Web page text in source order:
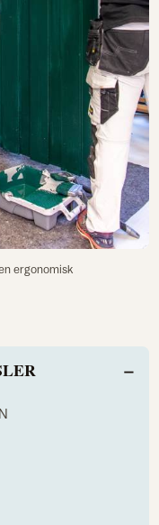
ergonomisk